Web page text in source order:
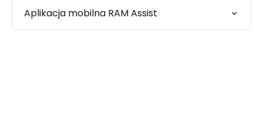
Aplikacja mobilna RAM Assist